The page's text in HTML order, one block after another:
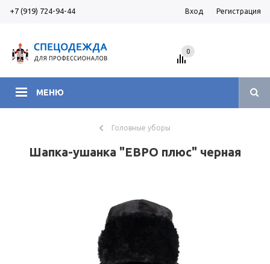
+7 (919) 724-94-44 Вход Регистрация
МЕНЮ
0
Головные уборы
Шапка-ушанка "ЕВРО плюс" черная